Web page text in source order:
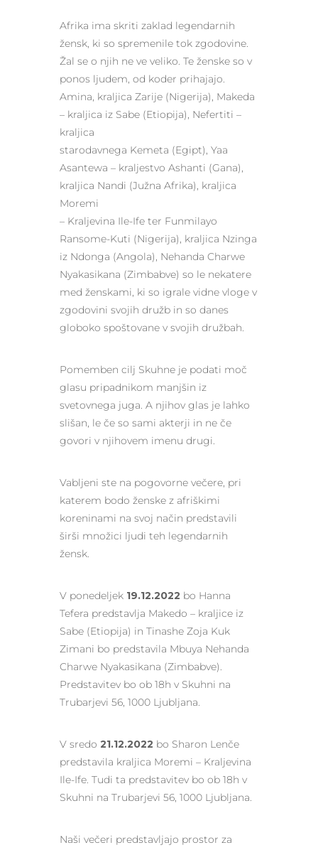
Afrika ima skriti zaklad legendarnih
žensk, ki so spremenile tok zgodovine.
Žal se o njih ne ve veliko. Te ženske so v
ponos ljudem, od koder prihajajo.
Amina, kraljica Zarije (Nigerija), Makeda
– kraljica iz Sabe (Etiopija), Nefertiti –
kraljica
starodavnega Kemeta (Egipt), Yaa
Asantewa – kraljestvo Ashanti (Gana),
kraljica Nandi (Južna Afrika), kraljica
Moremi
– Kraljevina Ile-Ife ter Funmilayo
Ransome-Kuti (Nigerija), kraljica Nzinga
iz Ndonga (Angola), Nehanda Charwe
Nyakasikana (Zimbabve) so le nekatere
med ženskami, ki so igrale vidne vloge v
zgodovini svojih družb in so danes
globoko spoštovane v svojih družbah.
Pomemben cilj Skuhne je podati moč
glasu pripadnikom manjšin iz
svetovnega juga. A njihov glas je lahko
slišan, le če so sami akterji in ne če
govori v njihovem imenu drugi.
Vabljeni ste na pogovorne večere, pri
katerem bodo ženske z afriškimi
koreninami na svoj način predstavili
širši množici ljudi teh legendarnih
žensk.
V ponedeljek 19.12.2022 bo Hanna
Tefera predstavlja Makedo – kraljice iz
Sabe (Etiopija) in Tinashe Zoja Kuk
Zimani bo predstavila Mbuya Nehanda
Charwe Nyakasikana (Zimbabve).
Predstavitev bo ob 18h v Skuhni na
Trubarjevi 56, 1000 Ljubljana.
V sredo 21.12.2022 bo Sharon Lenče
predstavila kraljica Moremi – Kraljevina
Ile-Ife. Tudi ta predstavitev bo ob 18h v
Skuhni na Trubarjevi 56, 1000 Ljubljana.
Naši večeri predstavljajo prostor za